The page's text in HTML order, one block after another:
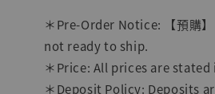
＊Pre-Order Notice: 【預購
not ready to ship.
＊Price: All prices are stated
＊Deposit Policy: Deposits